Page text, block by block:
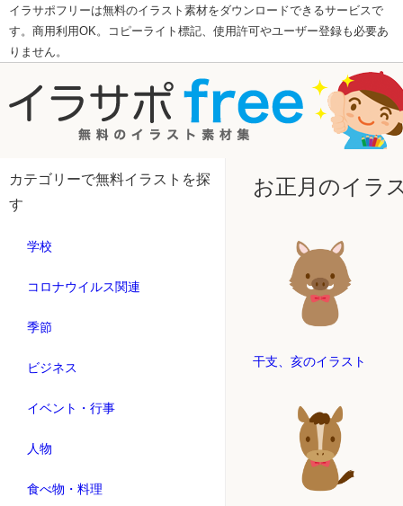
イラサポフリーは無料のイラスト素材をダウンロードできるサービスで
す。商用利用OK。コピーライト標記、使用許可やユーザー登録も必要あ
りません。
カテゴリーで無料イラストを探
す
学校
コロナウイルス関連
季節
ビジネス
イベント・行事
人物
食べ物・料理
お正月のイラ
干支、亥のイラスト